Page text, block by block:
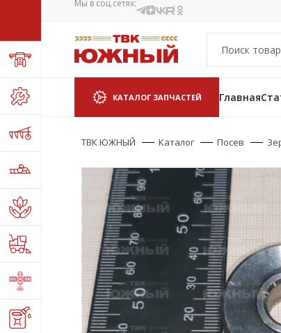
Мы в соц.сетях:
КАТАЛОГ ЗАПЧАСТЕЙ Главная
ТВК ЮЖНЫЙ Каталог Посев